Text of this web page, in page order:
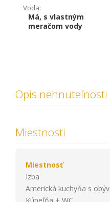
Voda:
Má, s vlastným
meračom vody
Opis nehnuteľnosti
Miestnosti
Miestnosť
Izba
Americká kuchyňa s